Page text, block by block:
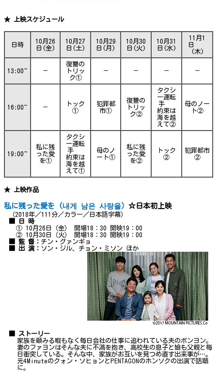
★ 上映スケジュール
日時
10月26
日(金)
10月27
日(土)
10月29
日(月)
10月30
日(火)
10月31
日(水)
11月1
日
(木)
13:00~ －
復讐の
トリッ
ク①
－ － － －
16:00~ －
トック
①
犯罪都
市①
復讐の
トリッ
ク②
タクシ
ー運転
手
約束は
海を越
えて②
母のノー
ト②
19:00~
私に残
った愛
を①
タクシ
ー運転
手
約束は
海を越
えて①
母のノ
ート①
私に残
った愛
を②
トック
②
犯罪都市
②
★ 上映作品
私に残った愛を (내게 남은 사랑을） ☆日本初上映
（2018年／111分／カラー／日本語字幕）
■ 日 時
① 10月26日（金） 開場18：30 開映19：00
② 10月30日（火） 開場18：30 開映19：00
■ 監 督： チン・グァンギョ
■ 出 演： ソン・ジル、チョン・ミソン ほか
■ ストーリー
家族を顧みる暇もなく毎日会社の仕事に追われている夫のボンヨン。
妻のファヨンはそんな夫に不満を抱き、高校生の息子と娘も父親と毎
日衝突している。そんな中、家族がお互いを見つめ直す出来事が…。
元4Minuteのクォン・ソヒョンとPENTAGONのホンソクの出演で話題
に。